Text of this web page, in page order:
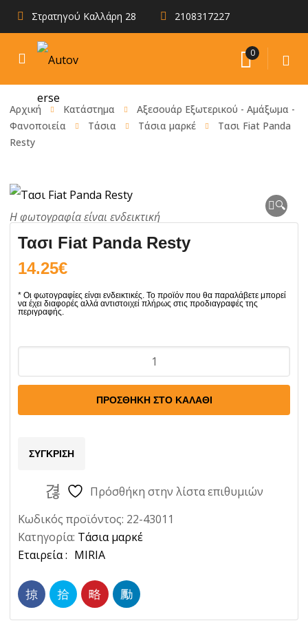
Στρατηγού Καλλάρη 28 2108317227
0
Αρχική Κατάστημα
Αξεσουάρ Εξωτερικού - Αμάξωμα -
Φανοποιεία
Tάσια Τάσια μαρκέ
Τασι Fiat Panda
Resty
🔍
Τασι Fiat Panda Resty
14.25€
Fiat
Resty
ΠΡΟΣΘΉΚΗ ΣΤΟ ΚΑΛΆΘΙ
ΣΎΓΚΡΙΣΗ
Πρόσθήκη στην λίστα επιθυμιών
Κωδικός προϊόντος: 22-43011
Κατηγορία: Τάσια μαρκέ
Ετικέτα:
MIRIA